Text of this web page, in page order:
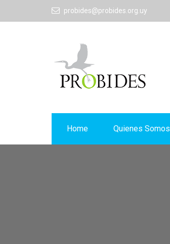
probides@probides.org.uy
Home Quienes Somos